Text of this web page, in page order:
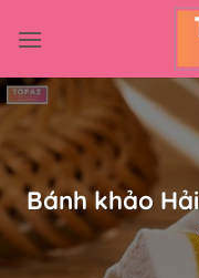
qua
dung
Bánh khảo